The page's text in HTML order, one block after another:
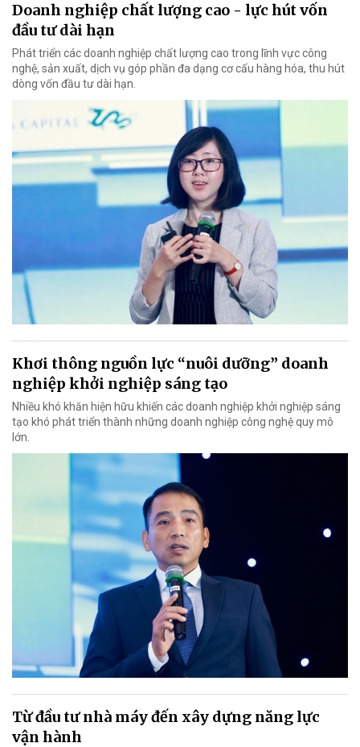
Doanh nghiệp chất lượng cao - lực hút vốn
đầu tư dài hạn
Phát triển các doanh nghiệp chất lượng cao trong lĩnh vực công
nghệ, sản xuất, dịch vụ góp phần đa dạng cơ cấu hàng hóa, thu hút
dòng vốn đầu tư dài hạn.
Khơi thông nguồn lực “nuôi dưỡng” doanh
nghiệp khởi nghiệp sáng tạo
Nhiều khó khăn hiện hữu khiến các doanh nghiệp khởi nghiệp sáng
tạo khó phát triển thành những doanh nghiệp công nghệ quy mô
lớn.
Từ đầu tư nhà máy đến xây dựng năng lực
vận hành